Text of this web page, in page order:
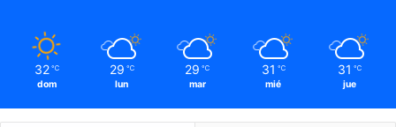
32 ℃
dom
29 ℃
lun
29 ℃
mar
31 ℃
mié
31 ℃
jue